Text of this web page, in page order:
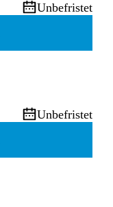
Unbefristet
Unbefristet